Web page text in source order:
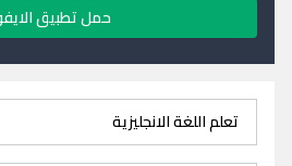
حمل تطبيق
تعلم اللغة الانجليزية